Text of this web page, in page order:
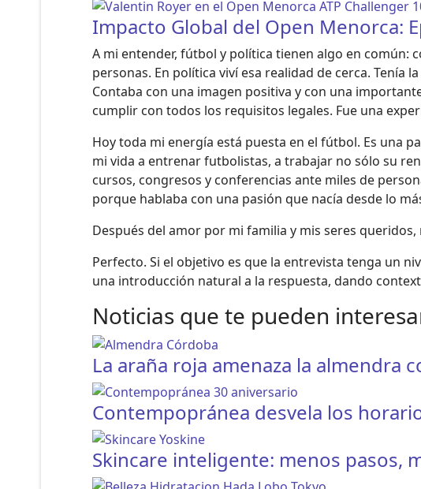
Impacto Global del Open Menorca:
A mi entender, fútbol y política tienen algo en común:
personas. En política viví esa realidad de cerca.
Contaba con una imagen positiva y con una
cumplir con todos los requisitos legales. Fue una
Hoy toda mi energía está puesta en el fútbol. Es una
mi vida a entrenar futbolistas, a trabajar no sólo su
cursos, congresos y conferencias ante miles de
porque hablaba con una pasión que nacía desde lo
Después del amor por mi familia y mis seres
Perfecto. Si el objetivo es que la entrevista tenga un
una introducción natural a la respuesta, dando
Noticias que te pueden
La araña roja amenaza la almendra
Contempopránea desvela los
Skincare inteligente: menos pasos,